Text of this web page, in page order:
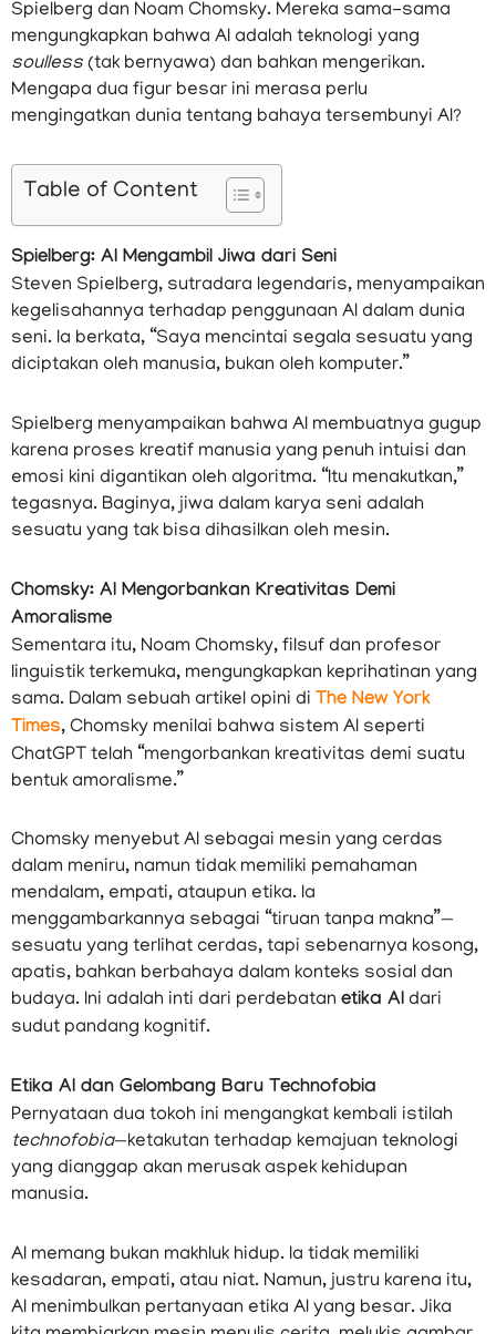
Spielberg dan Noam Chomsky. Mereka sama-sama
mengungkapkan bahwa AI adalah teknologi yang
soulless (tak bernyawa) dan bahkan mengerikan.
Mengapa dua figur besar ini merasa perlu
mengingatkan dunia tentang bahaya tersembunyi AI?
Table of Content
Spielberg: AI Mengambil Jiwa dari Seni
Steven Spielberg, sutradara legendaris, menyampaikan
kegelisahannya terhadap penggunaan AI dalam dunia
seni. Ia berkata, “Saya mencintai segala sesuatu yang
diciptakan oleh manusia, bukan oleh komputer.”
Spielberg menyampaikan bahwa AI membuatnya gugup
karena proses kreatif manusia yang penuh intuisi dan
emosi kini digantikan oleh algoritma. “Itu menakutkan,”
tegasnya. Baginya, jiwa dalam karya seni adalah
sesuatu yang tak bisa dihasilkan oleh mesin.
Chomsky: AI Mengorbankan Kreativitas Demi
Amoralisme
Sementara itu, Noam Chomsky, filsuf dan profesor
linguistik terkemuka, mengungkapkan keprihatinan yang
sama. Dalam sebuah artikel opini di The New York
Times, Chomsky menilai bahwa sistem AI seperti
ChatGPT telah “mengorbankan kreativitas demi suatu
bentuk amoralisme.”
Chomsky menyebut AI sebagai mesin yang cerdas
dalam meniru, namun tidak memiliki pemahaman
mendalam, empati, ataupun etika. Ia
menggambarkannya sebagai “tiruan tanpa makna”—
sesuatu yang terlihat cerdas, tapi sebenarnya kosong,
apatis, bahkan berbahaya dalam konteks sosial dan
budaya. Ini adalah inti dari perdebatan etika AI dari
sudut pandang kognitif.
Etika AI dan Gelombang Baru Technofobia
Pernyataan dua tokoh ini mengangkat kembali istilah
technofobia—ketakutan terhadap kemajuan teknologi
yang dianggap akan merusak aspek kehidupan
manusia.
AI memang bukan makhluk hidup. Ia tidak memiliki
kesadaran, empati, atau niat. Namun, justru karena itu,
AI menimbulkan pertanyaan etika AI yang besar. Jika